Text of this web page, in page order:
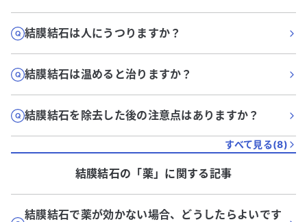
結膜結石は人にうつりますか？
結膜結石は温めると治りますか？
結膜結石を除去した後の注意点はありますか？
すべて見る(8)
結膜結石の「薬」に関する記事
結膜結石で薬が効かない場合、どうしたらよいです